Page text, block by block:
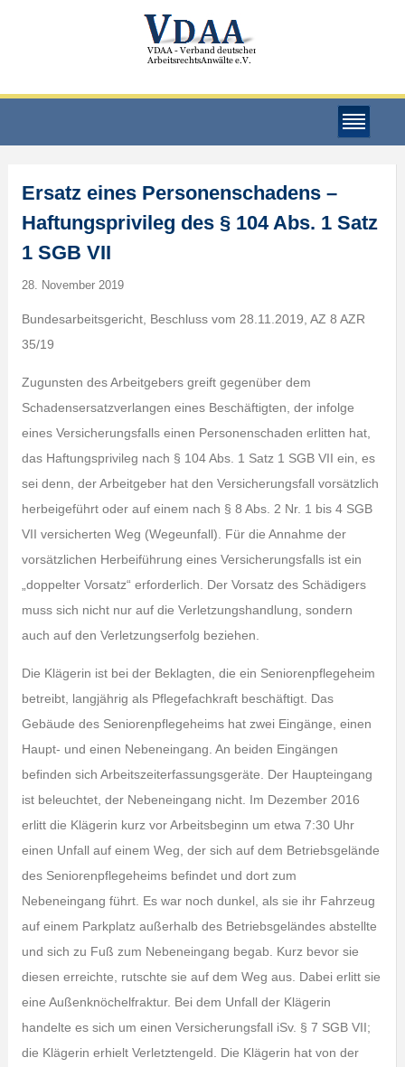
Ersatz eines Personenschadens –
Haftungsprivileg des § 104 Abs. 1 Satz
1 SGB VII
28. November 2019
Bundesarbeitsgericht, Beschluss vom 28.11.2019, AZ 8 AZR
35/19
Zugunsten des Arbeitgebers greift gegenüber dem
Schadensersatzverlangen eines Beschäftigten, der infolge
eines Versicherungsfalls einen Personenschaden erlitten hat,
das Haftungsprivileg nach § 104 Abs. 1 Satz 1 SGB VII ein, es
sei denn, der Arbeitgeber hat den Versicherungsfall vorsätzlich
herbeigeführt oder auf einem nach § 8 Abs. 2 Nr. 1 bis 4 SGB
VII versicherten Weg (Wegeunfall). Für die Annahme der
vorsätzlichen Herbeiführung eines Versicherungsfalls ist ein
„doppelter Vorsatz“ erforderlich. Der Vorsatz des Schädigers
muss sich nicht nur auf die Verletzungshandlung, sondern
auch auf den Verletzungserfolg beziehen.
Die Klägerin ist bei der Beklagten, die ein Seniorenpflegeheim
betreibt, langjährig als Pflegefachkraft beschäftigt. Das
Gebäude des Seniorenpflegeheims hat zwei Eingänge, einen
Haupt- und einen Nebeneingang. An beiden Eingängen
befinden sich Arbeitszeiterfassungsgeräte. Der Haupteingang
ist beleuchtet, der Nebeneingang nicht. Im Dezember 2016
erlitt die Klägerin kurz vor Arbeitsbeginn um etwa 7:30 Uhr
einen Unfall auf einem Weg, der sich auf dem Betriebsgelände
des Seniorenpflegeheims befindet und dort zum
Nebeneingang führt. Es war noch dunkel, als sie ihr Fahrzeug
auf einem Parkplatz außerhalb des Betriebsgeländes abstellte
und sich zu Fuß zum Nebeneingang begab. Kurz bevor sie
diesen erreichte, rutschte sie auf dem Weg aus. Dabei erlitt sie
eine Außenknöchelfraktur. Bei dem Unfall der Klägerin
handelte es sich um einen Versicherungsfall iSv. § 7 SGB VII;
die Klägerin erhielt Verletztengeld. Die Klägerin hat von der